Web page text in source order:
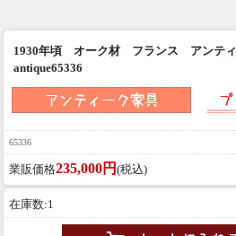
1930年頃 オーク材 フランス アンテ
antique65336
65336
業販価格235,000円 (税込)
在庫数:1